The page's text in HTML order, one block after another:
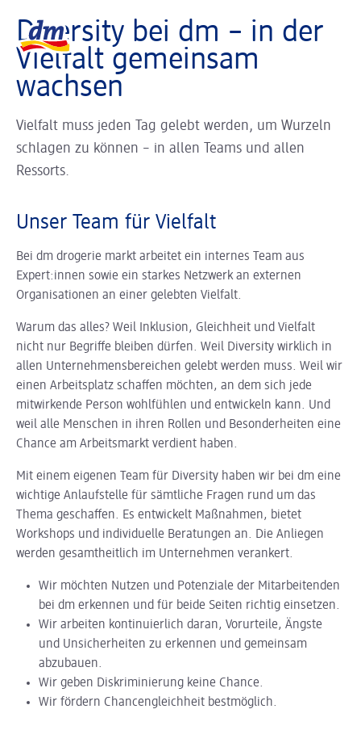
Diversity bei dm – in der
Vielfalt gemeinsam
wachsen
Vielfalt muss jeden Tag gelebt werden, um Wurzeln
schlagen zu können – in allen Teams und allen
Ressorts.
Unser Team für Vielfalt
Bei dm drogerie markt arbeitet ein internes Team aus
Expert:innen sowie ein starkes Netzwerk an externen
Organisationen an einer gelebten Vielfalt.
Warum das alles? Weil Inklusion, Gleichheit und Vielfalt
nicht nur Begriffe bleiben dürfen. Weil Diversity wirklich in
allen Unternehmensbereichen gelebt werden muss. Weil wir
einen Arbeitsplatz schaffen möchten, an dem sich jede
mitwirkende Person wohlfühlen und entwickeln kann. Und
weil alle Menschen in ihren Rollen und Besonderheiten eine
Chance am Arbeitsmarkt verdient haben.
Mit einem eigenen Team für Diversity haben wir bei dm eine
wichtige Anlaufstelle für sämtliche Fragen rund um das
Thema geschaffen. Es entwickelt Maßnahmen, bietet
Workshops und individuelle Beratungen an. Die Anliegen
werden gesamtheitlich im Unternehmen verankert.
Wir möchten Nutzen und Potenziale der Mitarbeitenden
bei dm erkennen und für beide Seiten richtig einsetzen.
Wir arbeiten kontinuierlich daran, Vorurteile, Ängste
und Unsicherheiten zu erkennen und gemeinsam
abzubauen.
Wir geben Diskriminierung keine Chance.
Wir fördern Chancengleichheit bestmöglich.